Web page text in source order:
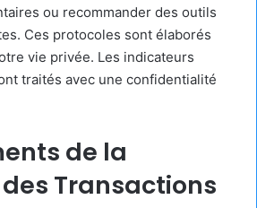
ou recommander des outils
Ces protocoles sont élaborés
vie privée. Les indicateurs
traités avec une confidentialité
de la
Transactions